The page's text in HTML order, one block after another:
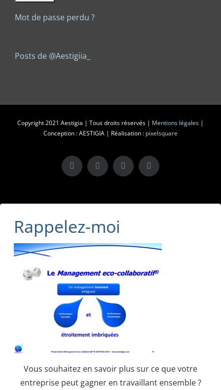
Mot de passe perdu ?
Posts de @Aestigiia_
Copyright 2021 Aestigia | Tous droits réservés | Mentions légales |
Conception : AESTIGIA | Réalisation : pixelsquare
X LinkedInInstagramFacebook
Rappelez-moi
Vous souhaitez en savoir plus sur ce que votre
entreprise peut gagner en travaillant ensemble ?